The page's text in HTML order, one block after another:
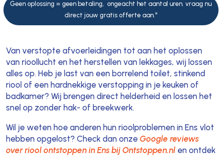
Geen oplossing = geen betaling, ongeacht het aantal uren. vraag nu
direct jouw gratis offerte aan."
Van verstopte afvoerleidingen tot aan het oplossen
van rioollucht en het herstellen van lekkages, wij lossen
alles op. Heb je last van een borrelend toilet, stinkend
riool of een hardnekkige verstopping in je keuken of
badkamer? Wij brengen direct helderheid en lossen het
snel op zonder hak- of breekwerk.
Wil je weten hoe anderen hun rioolproblemen in Ens vlot
hebben opgelost? Check dan onze Google reviews
over riool ontstoppen in Ens bij Ontstoppen.nlen ontdek